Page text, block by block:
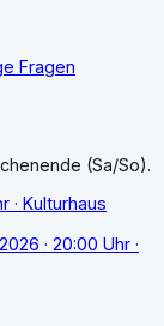
Fragen
(Sa/So).
· Kulturhaus
· 20:00 Uhr ·